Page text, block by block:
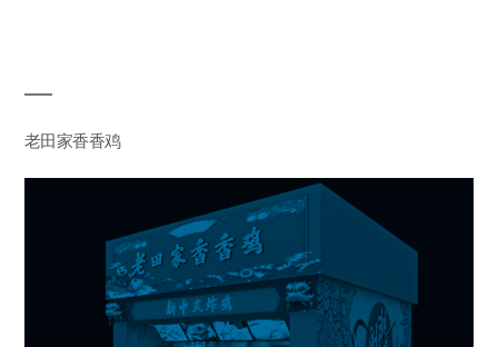
老田家香香鸡